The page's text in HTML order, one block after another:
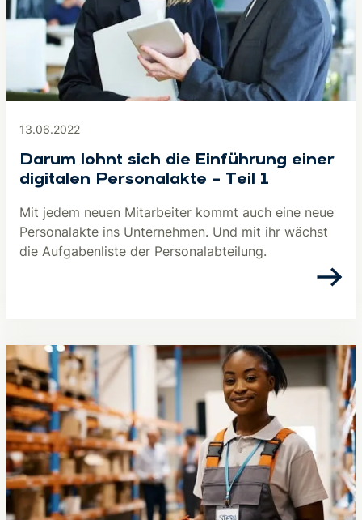
13.06.2022
Darum lohnt sich die Einführung einer
digitalen Personalakte – Teil 1
Mit jedem neuen Mitarbeiter kommt auch eine neue
Personalakte ins Unternehmen. Und mit ihr wächst
die Aufgabenliste der Personalabteilung.